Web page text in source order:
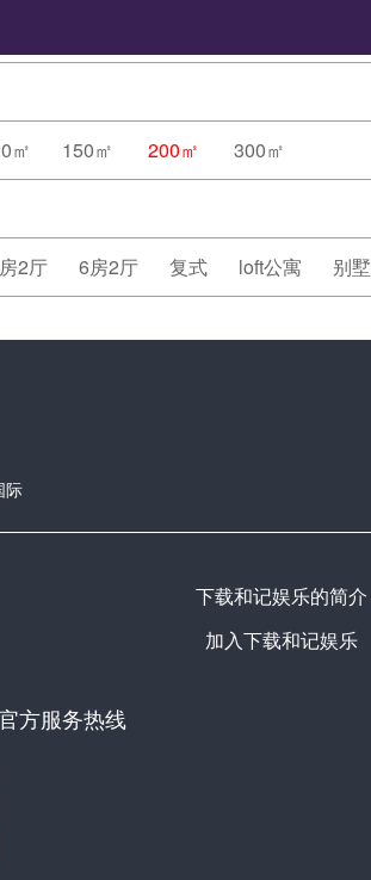
㎡ 150㎡ 200㎡ 300㎡
2厅 6房2厅 复式 loft公寓 别墅
际
方服务热线
下载和记娱乐的简介
加入下载和记娱乐